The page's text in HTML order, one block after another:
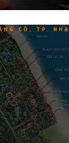
CÔ, TP. NHA